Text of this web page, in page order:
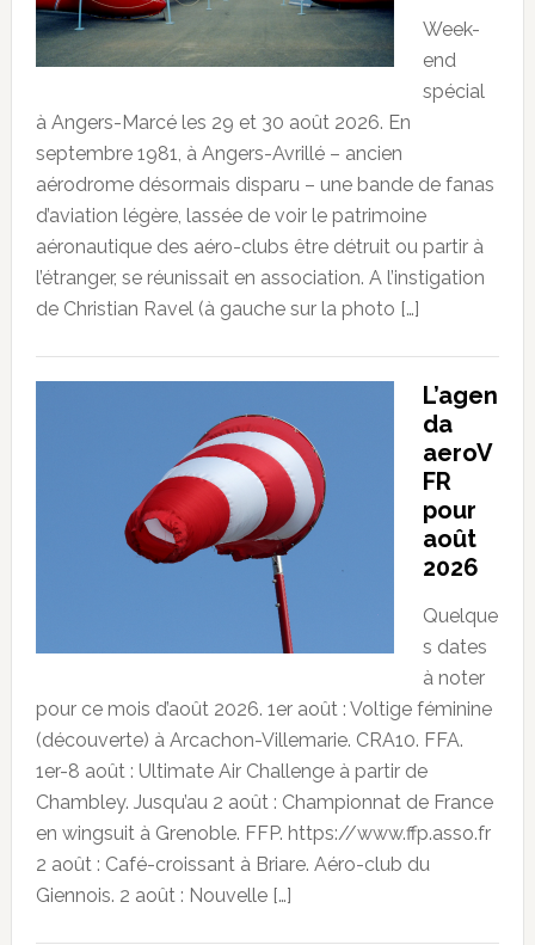
Week-
end
spécial
à Angers-Marcé les 29 et 30 août 2026. En
septembre 1981, à Angers-Avrillé – ancien
aérodrome désormais disparu – une bande de fanas
d’aviation légère, lassée de voir le patrimoine
aéronautique des aéro-clubs être détruit ou partir à
l’étranger, se réunissait en association. A l’instigation
de Christian Ravel (à gauche sur la photo […]
L’agen
da
aeroV
FR
pour
août
2026
Quelque
s dates
à noter
pour ce mois d’août 2026. 1er août : Voltige féminine
(découverte) à Arcachon-Villemarie. CRA10. FFA.
1er-8 août : Ultimate Air Challenge à partir de
Chambley. Jusqu’au 2 août : Championnat de France
en wingsuit à Grenoble. FFP. https://www.ffp.asso.fr
2 août : Café-croissant à Briare. Aéro-club du
Giennois. 2 août : Nouvelle […]